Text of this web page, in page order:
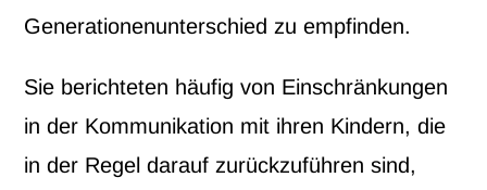
Generationenunterschied zu empfinden.
Sie berichteten häufig von Einschränkungen
in der Kommunikation mit ihren Kindern, die
in der Regel darauf zurückzuführen sind,